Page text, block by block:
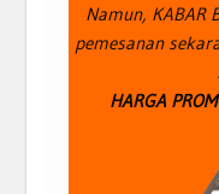
Namun, KABAR
pemesanan
HARGA